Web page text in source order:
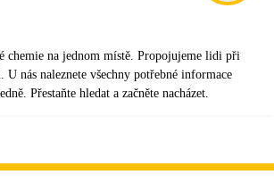
chemie na jednom místě. Propojujeme lidi při
U nás naleznete všechny potřebné informace
Přestaňte hledat a začněte nacházet.